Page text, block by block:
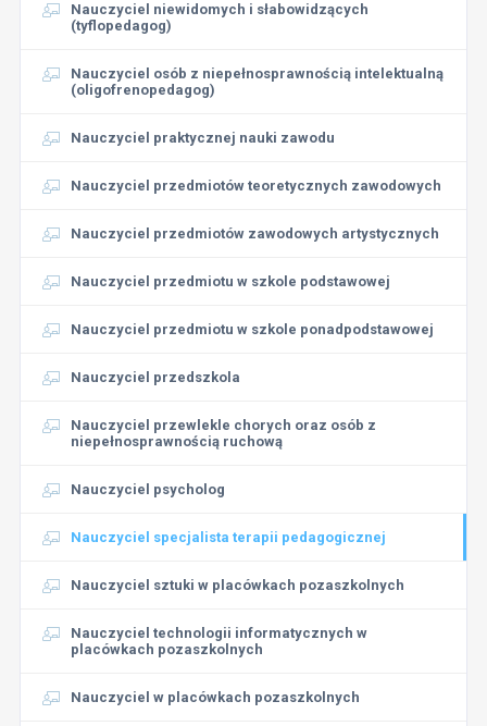
Nauczyciel niewidomych i słabowidzących
(tyflopedagog)
Nauczyciel osób z niepełnosprawnością intelektualną
(oligofrenopedagog)
Nauczyciel praktycznej nauki zawodu
Nauczyciel przedmiotów teoretycznych zawodowych
Nauczyciel przedmiotów zawodowych artystycznych
Nauczyciel przedmiotu w szkole podstawowej
Nauczyciel przedmiotu w szkole ponadpodstawowej
Nauczyciel przedszkola
Nauczyciel przewlekle chorych oraz osób z
niepełnosprawnością ruchową
Nauczyciel psycholog
Nauczyciel specjalista terapii pedagogicznej
Nauczyciel sztuki w placówkach pozaszkolnych
Nauczyciel technologii informatycznych w
placówkach pozaszkolnych
Nauczyciel w placówkach pozaszkolnych